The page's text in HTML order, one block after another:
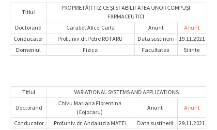
Titlul
PROPRIETĂŢI FIZICE ŞI STABILITATEA UNOR COMPUŞI
FARMACEUTICI
Doctorand
Carabet Alice-Carla Anunt
Anunt
Conducator
Prof.univ.dr. Petre ROTARU Data sustinerii
19.11.2021
Domeniul
Fizica Facultatea Stiinte
Titlul VARIATIONAL SYSTEMS AND APPLICATIONS
Doctorand
Chivu Mariana Florentina
(Cojocaru)
Anunt Anunt
Conducator Prof.univ.dr. Andaluzia MATEI Data sustinerii
29.11.2021